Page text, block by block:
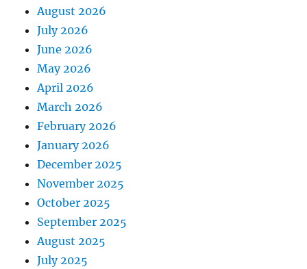
August 2026
July 2026
June 2026
May 2026
April 2026
March 2026
February 2026
January 2026
December 2025
November 2025
October 2025
September 2025
August 2025
July 2025